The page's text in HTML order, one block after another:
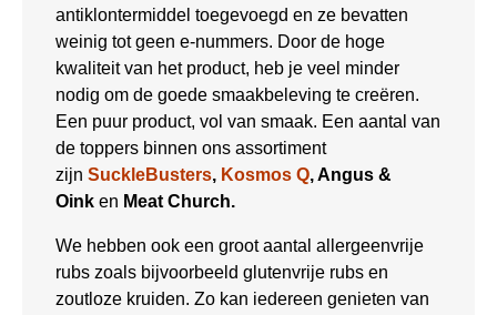
antiklontermiddel toegevoegd en ze bevatten
weinig tot geen e-nummers. Door de hoge
kwaliteit van het product, heb je veel minder
nodig om de goede smaakbeleving te creëren.
Een puur product, vol van smaak. Een aantal van
de toppers binnen ons assortiment
zijn SuckleBusters, Kosmos Q, Angus &
Oink en Meat Church.
We hebben ook een groot aantal allergeenvrije
rubs zoals bijvoorbeeld glutenvrije rubs en
zoutloze kruiden. Zo kan iedereen genieten van